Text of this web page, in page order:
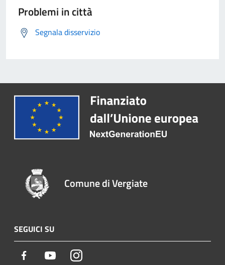
Problemi in città
Segnala disservizio
Comune di Vergiate
SEGUICI SU
Facebook YoutubeInstagram